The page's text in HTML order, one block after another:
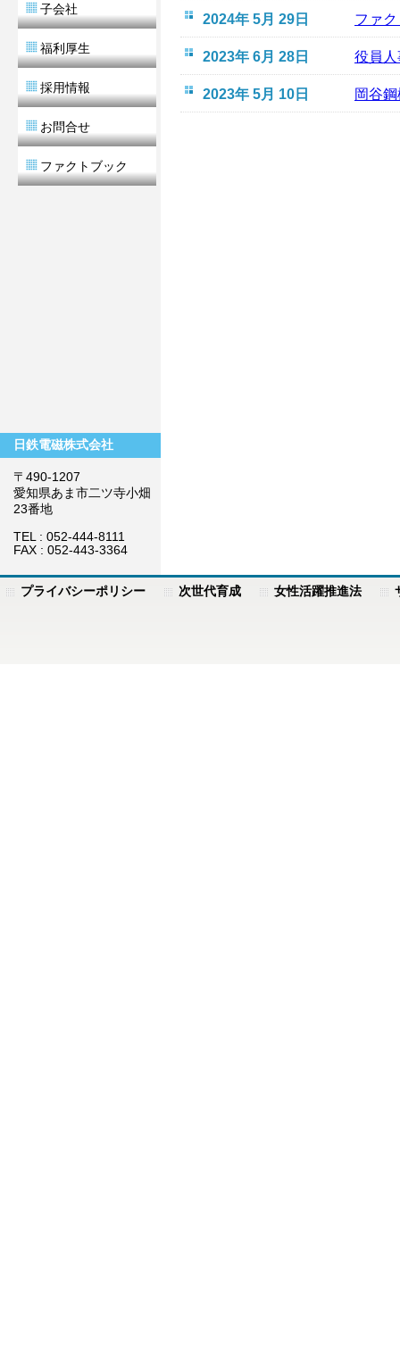
子会社
福利厚生
採用情報
お問合せ
ファクトブック
日鉄電磁株式会社
〒490-1207
愛知県あま市二ツ寺小畑
23番地
TEL : 052-444-8111
FAX : 052-443-3364
プライバシーポリシー 次世代育成 女性活躍推進法